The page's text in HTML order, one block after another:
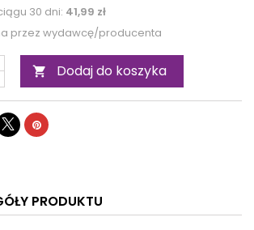
30 dni: 41,99 zł
przez wydawcę/producenta
 Dodaj do koszyka
PRODUKTU